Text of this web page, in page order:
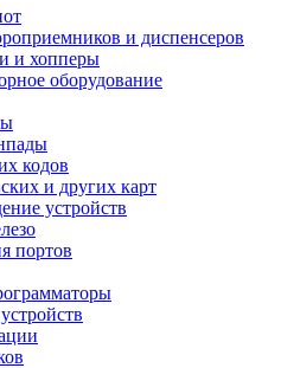
и диспенсеров
и хопперы
оборудование
кодов
и других карт
устройств
портов